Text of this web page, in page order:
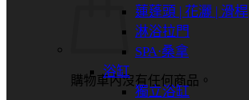
購物車內沒有任何商品。
蓮蓬頭 | 花灑 | 滑桿
淋浴拉門
SPA⋅桑拿
浴缸
獨立浴缸